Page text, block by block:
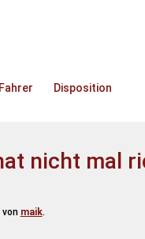
Fahrer Disposition
nicht mal
von maik.